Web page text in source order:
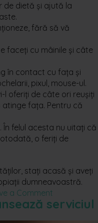
de dietă și ajută la
fără să vă
faceți cu mâinile și câte
în contact cu fața și
pixul, mouse-ul.
l oferiți de câte ori reușiți
fața. Pentru că
În felul acesta nu uitați că
o feriți de
stați acasă și aveți
dumneavoastră.
a Comment
serviciul